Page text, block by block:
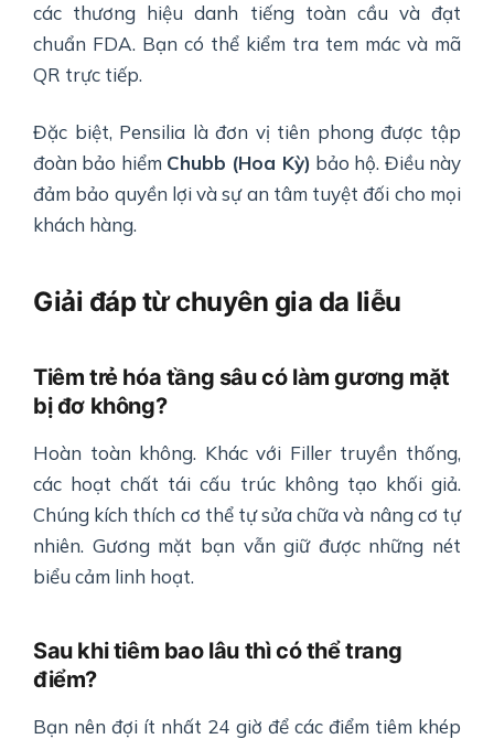
các thương hiệu danh tiếng toàn cầu và đạt
chuẩn FDA. Bạn có thể kiểm tra tem mác và mã
QR trực tiếp.
Đặc biệt, Pensilia là đơn vị tiên phong được tập
đoàn bảo hiểm Chubb (Hoa Kỳ) bảo hộ. Điều này
đảm bảo quyền lợi và sự an tâm tuyệt đối cho mọi
khách hàng.
Giải đáp từ chuyên gia da liễu
Tiêm trẻ hóa tầng sâu có làm gương mặt
bị đơ không?
Hoàn toàn không. Khác với Filler truyền thống,
các hoạt chất tái cấu trúc không tạo khối giả.
Chúng kích thích cơ thể tự sửa chữa và nâng cơ tự
nhiên. Gương mặt bạn vẫn giữ được những nét
biểu cảm linh hoạt.
Sau khi tiêm bao lâu thì có thể trang
điểm?
Bạn nên đợi ít nhất 24 giờ để các điểm tiêm khép